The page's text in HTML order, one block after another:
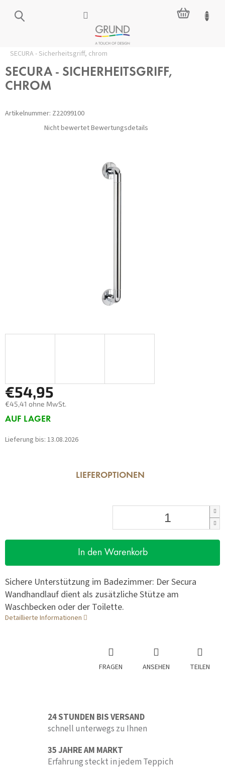
Inhalt
springen
Zubehör für das Badezimmer
SECURA - Sicherheitsgriff, chrom
SECURA - SICHERHEITSGRIFF,
CHROM
Artikelnummer: Z22099100
Die
durchschnittliche
Nicht bewertetBewertungsdetails
€54,95
€45,41 ohne MwSt.
Verkaufspreis:
AUF LAGER
Lieferung bis: 13.08.2026
LIEFEROPTIONEN
In den Warenkorb
Sichere Unterstützung im Badezimmer: Der Secura
Wandhandlauf dient als zusätzliche Stütze am
Waschbecken oder der Toilette.
Detaillierte Informationen
FRAGEN ANSEHEN TEILEN
24 STUNDEN BIS VERSAND
schnell unterwegs zu Ihnen
35 JAHRE AM MARKT
Erfahrung steckt in jedem Teppich